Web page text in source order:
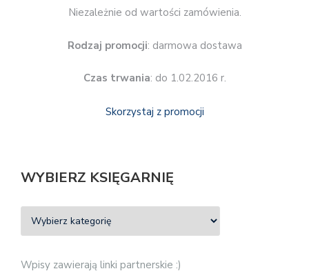
Niezależnie od wartości zamówienia.
Rodzaj promocji: darmowa dostawa
Czas trwania: do 1.02.2016 r.
Skorzystaj z promocji
WYBIERZ KSIĘGARNIĘ
Wpisy zawierają linki partnerskie :)